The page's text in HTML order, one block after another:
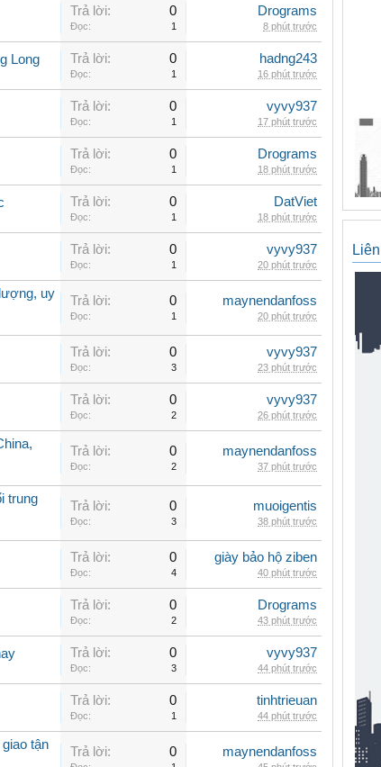
Trả lời: 0
Đọc: 1
Drograms
8 phút trước
Long Trả lời: 0
Đọc: 1
hadng243
16 phút trước
Trả lời: 0
Đọc: 1
vyvy937
17 phút trước
Trả lời: 0
Đọc: 1
Drograms
18 phút trước
Trả lời: 0
Đọc: 1
DatViet
18 phút trước
Trả lời: 0
Đọc: 1
vyvy937
20 phút trước
uy
Trả lời: 0
Đọc: 1
maynendanfoss
20 phút trước
Trả lời: 0
Đọc: 3
vyvy937
23 phút trước
Trả lời: 0
Đọc: 2
vyvy937
26 phút trước
Trả lời: 0
Đọc: 2
maynendanfoss
37 phút trước
trung
Trả lời: 0
Đọc: 3
muoigentis
38 phút trước
Trả lời: 0
Đọc: 4
giày bảo hộ ziben
40 phút trước
Trả lời: 0
Đọc: 2
Drograms
43 phút trước
Trả lời: 0
Đọc: 3
vyvy937
44 phút trước
Trả lời: 0
Đọc: 1
tinhtrieuan
44 phút trước
tận
Trả lời: 0 maynendanfoss